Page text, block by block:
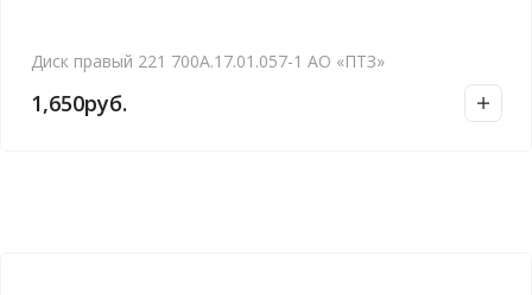
Диск правый 221 700А.17.01.057-1 АО «ПТЗ»
1,650руб.